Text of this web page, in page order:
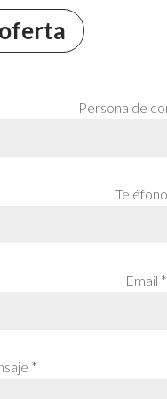
Persona de
Email *
*